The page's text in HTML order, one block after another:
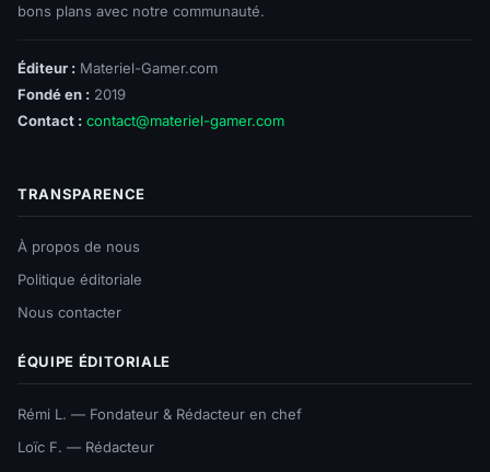
bons plans avec notre communauté.
Éditeur : Materiel-Gamer.com
Fondé en : 2019
Contact : contact@materiel-gamer.com
TRANSPARENCE
À propos de nous
Politique éditoriale
Nous contacter
ÉQUIPE ÉDITORIALE
Rémi L. — Fondateur & Rédacteur en chef
Loïc F. — Rédacteur